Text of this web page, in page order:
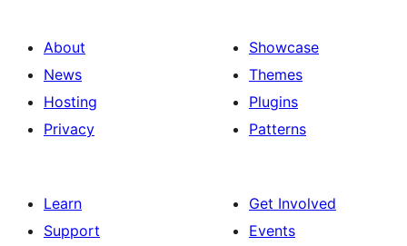
About
News
Hosting
Privacy
Showcase
Themes
Plugins
Patterns
Learn
Support
Get Involved
Events